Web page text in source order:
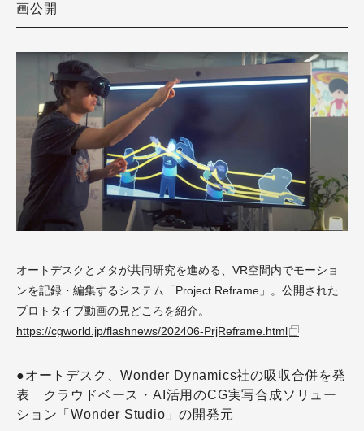
画公開
オートデスクとメタが共同研究を進める、VR空間内でモーショ
ンを記録・編集するシステム「Project Reframe」。公開された
プロトタイプ動画の見どころを紹介。
https://cgworld.jp/flashnews/202406-PrjReframe.html
●オートデスク、Wonder Dynamics社の吸収合併を発
表 クラウドベース・AI活用のCG実写合成ソリュー
ション「Wonder Studio」の開発元